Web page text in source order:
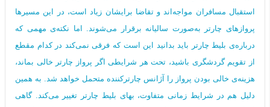
استقبال مسافران مواجه‌اند و تقاضا برایشان زیاد است، در این مسیرها
پروازهای چارتر به‌صورت سالیانه برقرار می‌شوند. اما نکته‌ی مهمی که
درباره‌ی بلیط چارتر باید بدانید این است که فرقی نمی‌کند در کدام مقطع
از تقویم گردشگری باشید، تحت هر شرایطی اگر پرواز چارتر خالی بماند،
هزینه‌ی خالی بودن پرواز را آژانس چارترکننده متحمل خواهد شد. به همین
دلیل هم در شرایط زمانی متفاوت، بهای بلیط چارتر تغییر می‌کند. گاهی